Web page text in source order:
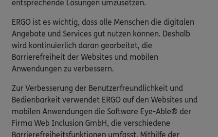
entsprechende Lösungen umzusetzen.
ERGO ist es wichtig, dass alle Menschen die digitalen
Angebote und Services gut nutzen können. Deshalb
wird kontinuierlich daran gearbeitet, die
Barrierefreiheit der Websites und mobilen
Anwendungen zu verbessern.
Zur Verbesserung der Benutzerfreundlichkeit und
Bedienbarkeit verwendet ERGO auf den Websites und
mobilen Anwendungen die Software Eye-Able® der
Firma Web Inclusion GmbH, die verschiedene
Barrierefreiheitsfunktionen umfasst. Mithilfe der